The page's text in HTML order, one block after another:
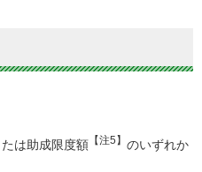
は助成限度額 【注5】 のいずれか